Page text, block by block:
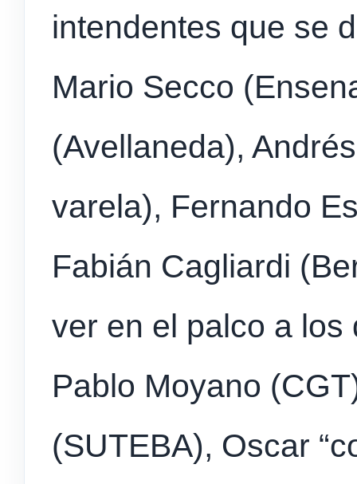
intendentes que se
Mario Secco
(Avellaneda),
varela), Fernando
Fabián Cagliardi
ver en el palco a
Pablo Moyano
(SUTEBA), Oscar